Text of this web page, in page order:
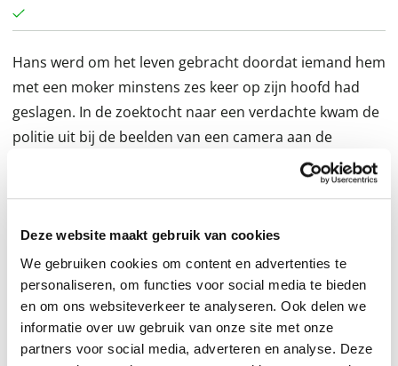
Deze website maakt gebruik van cookies
We gebruiken cookies om content en advertenties te
personaliseren, om functies voor social media te bieden
en om ons websiteverkeer te analyseren. Ook delen we
informatie over uw gebruik van onze site met onze
partners voor social media, adverteren en analyse. Deze
Hans werd om het leven gebracht doordat iemand hem
met een moker minstens zes keer op zijn hoofd had
geslagen. In de zoektocht naar een verdachte kwam de
politie uit bij de beelden van een camera aan de
overkant van de straat. Tussen het tijdstip waarop
Hans voor het laatst werd gezien en het tijdstip waarop
van Hans te zien. Vanaf dat moment bewoog het
opsporingsonderzoek in de richting van die man. Het
bewijs stapelde zich op tegen de verdachte: getuigen
vertelden de politie over de foute reputatie van de man
en er werd DNA van hem op de moker gevonden. Hij
werd veroordeeld tot een gevangenisstraf van zeven